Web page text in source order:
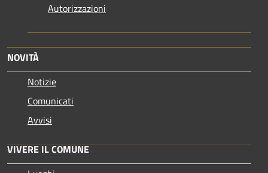
Autorizzazioni
NOVITÀ
Notizie
Comunicati
Avvisi
VIVERE IL COMUNE